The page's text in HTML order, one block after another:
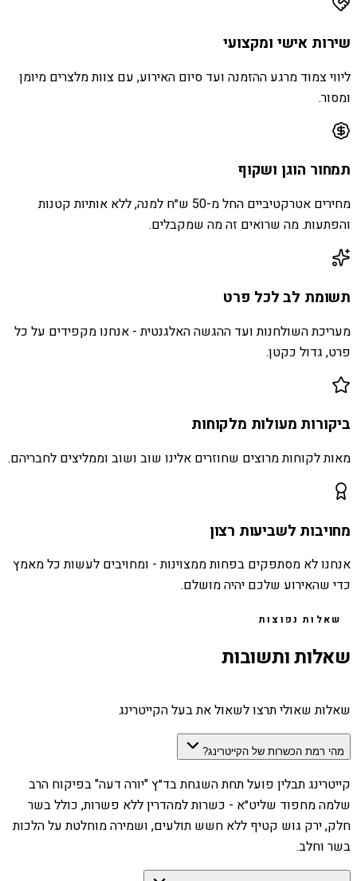
שירות אישי ומקצועי
ליווי צמוד מרגע ההזמנה ועד סיום האירוע, עם צוות מלצרים מיומן
ומסור.
תמחור הוגן ושקוף
מחירים אטרקטיביים החל מ-50 ש״ח למנה, ללא אותיות קטנות
והפתעות. מה שרואים זה מה שמקבלים.
תשומת לב לכל פרט
מעריכת השולחנות ועד ההגשה האלגנטית - אנחנו מקפידים על כל
פרט, גדול כקטן.
ביקורות מעולות מלקוחות
מאות לקוחות מרוצים שחוזרים אלינו שוב ושוב וממליצים לחבריהם.
מחויבות לשביעות רצון
אנחנו לא מסתפקים בפחות ממצוינות - ומחויבים לעשות כל מאמץ
כדי שהאירוע שלכם יהיה מושלם.
שאלות נפוצות
שאלות ותשובות
שאלות שאולי תרצו לשאול את בעל הקייטרינג
מהי רמת הכשרות של הקייטרינג?
קייטרינג תבלין פועל תחת השגחת בד״ץ "יורה דעה" בפיקוח הרב
שלמה מחפוד שליט״א - כשרות למהדרין ללא פשרות, כולל בשר
חלק, ירק גוש קטיף ללא חשש תולעים, ושמירה מוחלטת על הלכות
בשר וחלב.